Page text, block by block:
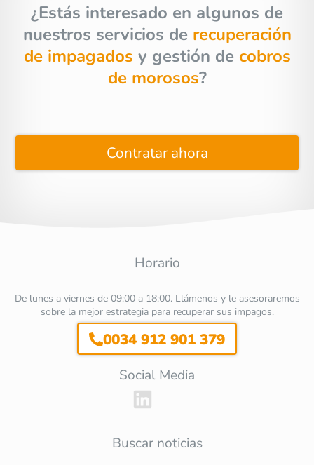
¿Estás interesado en algunos de
nuestros servicios de recuperación
de impagados y gestión de cobros
de morosos?
Contratar ahora
Horario
De lunes a viernes de 09:00 a 18:00. Llámenos y le asesoraremos
sobre la mejor estrategia para recuperar sus impagos.
0034 912 901 379
Social Media
Buscar noticias